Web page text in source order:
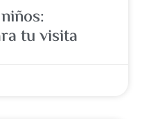
tu visita